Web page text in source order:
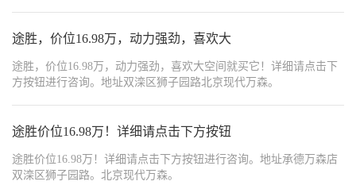
途胜，价位16.98万，动力强劲，喜欢大
途胜，价位16.98万，动力强劲，喜欢大空间就买它！详细请点击下
方按钮进行咨询。地址双滦区狮子园路北京现代万森。
途胜价位16.98万！详细请点击下方按钮
途胜价位16.98万！详细请点击下方按钮进行咨询。地址承德万森店
双滦区狮子园路。北京现代万森。